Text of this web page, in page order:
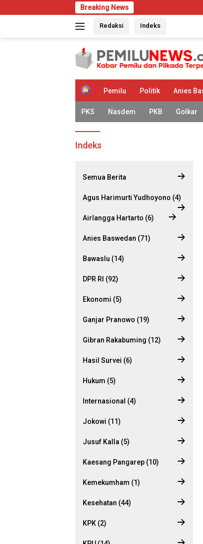
ke
Breaking News
Redaksi Indeks
H
m
e
Pemilu Politik Anies
PKS Nasdem PKB Golkar
Indeks
Semua Berita
Agus Harimurti Yudhoyono (4)
Airlangga Hartarto (6)
Anies Baswedan (71)
Bawaslu (14)
DPR RI (92)
Ekonomi (5)
Ganjar Pranowo (19)
Gibran Rakabuming (12)
Hasil Survei (6)
Hukum (5)
Internasional (4)
Jokowi (11)
Jusuf Kalla (5)
Kaesang Pangarep (10)
Kemekumham (1)
Kesehatan (44)
KPK (2)